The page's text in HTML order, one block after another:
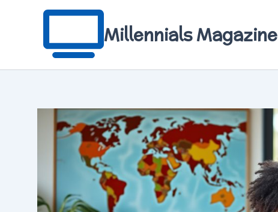
Millennials Magazine